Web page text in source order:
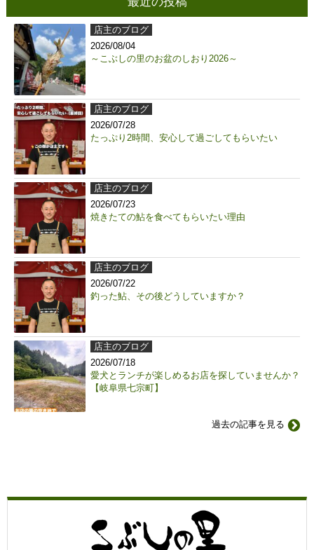
店主のブログ
2026/08/04
～こぶしの里のお盆のしおり2026～
店主のブログ
2026/07/28
たっぷり2時間、安心して過ごしてもらいたい
店主のブログ
2026/07/23
焼きたての鮎を食べてもらいたい理由
店主のブログ
2026/07/22
釣った鮎、その後どうしていますか？
店主のブログ
2026/07/18
愛犬とランチが楽しめるお店を探していませんか？
【岐阜県七宗町】
過去の記事を見る